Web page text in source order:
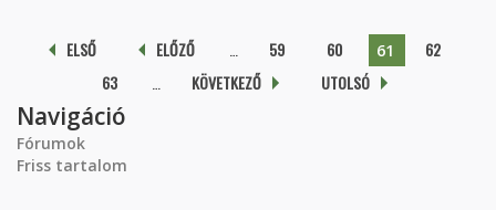
Oldalak
ELSŐ ELŐZŐ 59 60 61
62
63
KÖVETKEZŐ UTOLSÓ
Navigáció
Fórumok
Friss tartalom